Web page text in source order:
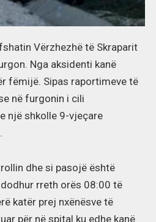
Vërzhezhë të Skraparit
Nga aksidenti kanë
fëmijë. Sipas raportimeve të
në furgonin i cili
një shkolle 9-vjeçare
dhe si pasojë është
rreth orës 08:00 të
katër prej nxënësve të
për në spital ku edhe kanë